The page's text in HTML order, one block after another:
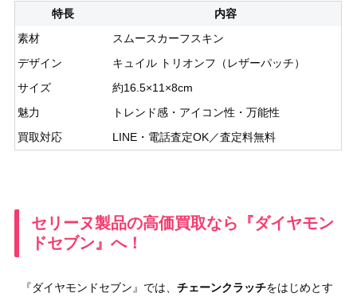
特長
内容
素材
スムースカーフスキン
デザイン
キュイル トリオンフ（レザーパッチ）
サイズ
約16.5×11×8cm
魅力
トレンド感・アイコン性・万能性
買取対応
LINE・電話査定OK／査定料無料
セリーヌ製品の高価買取なら『ダイヤモン
ドセブン』へ！
『ダイヤモンドセブン』では、チェーンクラッチをはじめとす